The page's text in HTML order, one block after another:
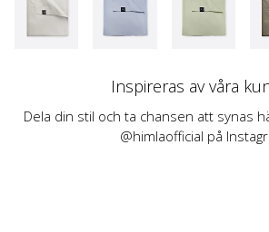
Inspireras av våra
Dela din stil och ta chansen att synas
@himlaofficial på